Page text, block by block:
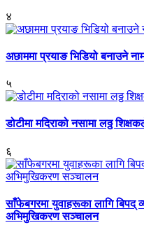
४
अछाममा प्रयाङ भिडियो बनाउने
५
डोटीमा मदिराको नसामा लठ्ठ
६
साँफेबगरमा युवाहरूका लागि बिपद्
अभिमुखिकरण सञ्चालन